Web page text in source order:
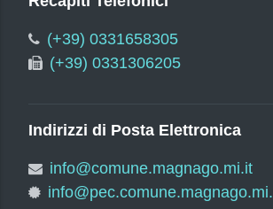
(+39) 0331658305
(+39) 0331306205
Indirizzi di Posta Elettronica
info@comune.magnago.mi.it